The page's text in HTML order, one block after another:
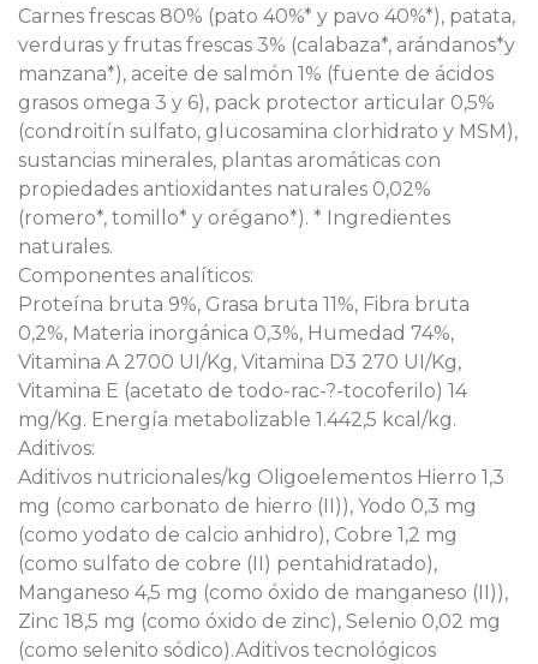
Carnes frescas 80% (pato 40%* y pavo 40%*), patata,
verduras y frutas frescas 3% (calabaza*, arándanos*y
manzana*), aceite de salmón 1% (fuente de ácidos
grasos omega 3 y 6), pack protector articular 0,5%
(condroitín sulfato, glucosamina clorhidrato y MSM),
sustancias minerales, plantas aromáticas con
propiedades antioxidantes naturales 0,02%
(romero*, tomillo* y orégano*). * Ingredientes
naturales.
Componentes analíticos:
Proteína bruta 9%, Grasa bruta 11%, Fibra bruta
0,2%, Materia inorgánica 0,3%, Humedad 74%,
Vitamina A 2700 UI/Kg, Vitamina D3 270 UI/Kg,
Vitamina E (acetato de todo-rac-?-tocoferilo) 14
mg/Kg. Energía metabolizable 1.442,5 kcal/kg.
Aditivos:
Aditivos nutricionales/kg Oligoelementos Hierro 1,3
mg (como carbonato de hierro (II)), Yodo 0,3 mg
(como yodato de calcio anhidro), Cobre 1,2 mg
(como sulfato de cobre (II) pentahidratado),
Manganeso 4,5 mg (como óxido de manganeso (II)),
Zinc 18,5 mg (como óxido de zinc), Selenio 0,02 mg
(como selenito sódico).Aditivos tecnológicos